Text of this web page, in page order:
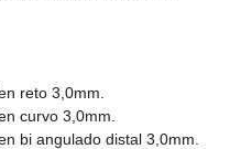
reto 3,0mm.
curvo 3,0mm.
bi angulado distal 3,0mm.